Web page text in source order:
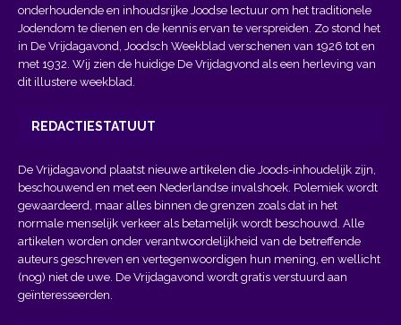
onderhoudende en inhoudsrijke Joodse lectuur om het traditionele
Jodendom te dienen en de kennis ervan te verspreiden. Zo stond het
in De Vrijdagavond, Joodsch Weekblad verschenen van 1926 tot en
met 1932. Wij zien de huidige De Vrijdagvond als een herleving van
dit illustere weekblad.
REDACTIESTATUUT
De Vrijdagavond plaatst nieuwe artikelen die Joods-inhoudelijk zijn,
beschouwend en met een Nederlandse invalshoek. Polemiek wordt
gewaardeerd, maar alles binnen de grenzen zoals dat in het
normale menselijk verkeer als betamelijk wordt beschouwd. Alle
artikelen worden onder verantwoordelijkheid van de betreffende
auteurs geschreven en vertegenwoordigen hun mening, en wellicht
(nog) niet de uwe. De Vrijdagavond wordt gratis verstuurd aan
geïnteresseerden.